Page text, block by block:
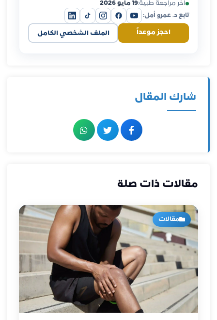
آخر مراجعة طبية:19 مايو 2026
تابع د. عمرو أمل:
احجز موعداً الملف الشخصي الكامل
شارك المقال
مقالات ذات صلة
مقالات